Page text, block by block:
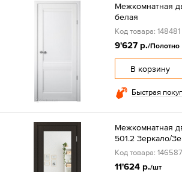
Межкомнатная
белая
Код товара: 148481
9'627 р./Полотно
В корзину
Быстрая
Межкомнатная
501.2 Зеркало/
Код товара: 146587
11'624 р./шт